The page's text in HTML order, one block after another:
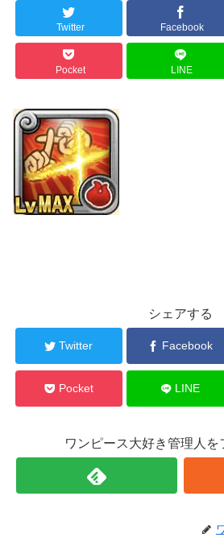
Twitter Facebook
Pocket LINE
シェアする
Twitter Facebook
Pocket LINE
ワンピース大好き管理人を